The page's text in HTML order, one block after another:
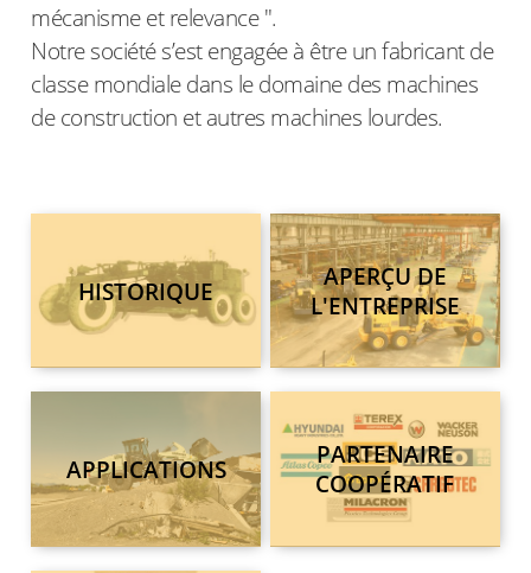
mécanisme et relevance ".
Notre société s’est engagée à être un fabricant de
classe mondiale dans le domaine des machines
de construction et autres machines lourdes.
HISTORIQUE
APERÇU DE
L'ENTREPRISE
APPLICATIONS
PARTENAIRE
COOPÉRATIF